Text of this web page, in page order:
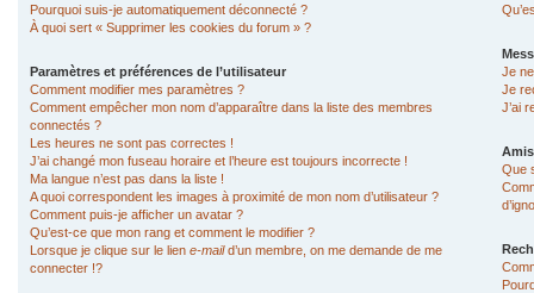
Pourquoi suis-je automatiquement déconnecté ?
À quoi sert « Supprimer les cookies du forum » ?
Paramètres et préférences de l’utilisateur
Comment modifier mes paramètres ?
Comment empêcher mon nom d’apparaître dans la liste des membres
connectés ?
Les heures ne sont pas correctes !
J’ai changé mon fuseau horaire et l’heure est toujours incorrecte !
Ma langue n’est pas dans la liste !
A quoi correspondent les images à proximité de mon nom d’utilisateur ?
Comment puis-je afficher un avatar ?
Qu’est-ce que mon rang et comment le modifier ?
Lorsque je clique sur le lien e-maild’un membre, on me demande de me
connecter !?
Je
Je
J’ai
Que